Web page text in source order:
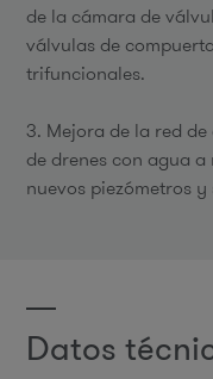
de la cámara de
válvulas de
trifuncionales.
3. Mejora de la red
de drenes con agua
nuevos piezómetros
Datos